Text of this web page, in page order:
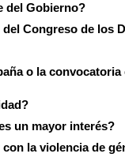
del Gobierno?
Congreso de los
o la convocatoria
un mayor interés?
la violencia de